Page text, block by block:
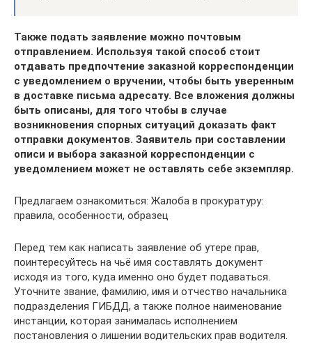
Также подать заявление можно почтовым
отправлением. Используя такой способ стоит
отдавать предпочтение заказной корреспонденции
с уведомлением о вручении, чтобы быть уверенным
в доставке письма адресату. Все вложения должны
быть описаны, для того чтобы в случае
возникновения спорных ситуаций доказать факт
отправки документов. Заявитель при составлении
описи и выбора заказной корреспонденции с
уведомлением может не оставлять себе экземпляр.
Предлагаем ознакомиться: Жалоба в прокуратуру:
правила, особенности, образец
Перед тем как написать заявление об утере прав,
поинтересуйтесь на чьё имя составлять документ
исходя из того, куда именно оно будет подаваться.
Уточните звание, фамилию, имя и отчество начальника
подразделения ГИБДД, а также полное наименование
инстанции, которая занималась исполнением
постановления о лишении водительских прав водителя.